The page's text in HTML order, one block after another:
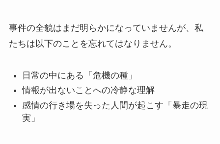
事件の全貌はまだ明らかになっていませんが、私
たちは以下のことを忘れてはなりません。
日常の中にある「危機の種」
情報が出ないことへの冷静な理解
感情の行き場を失った人間が起こす「暴走の現
実」